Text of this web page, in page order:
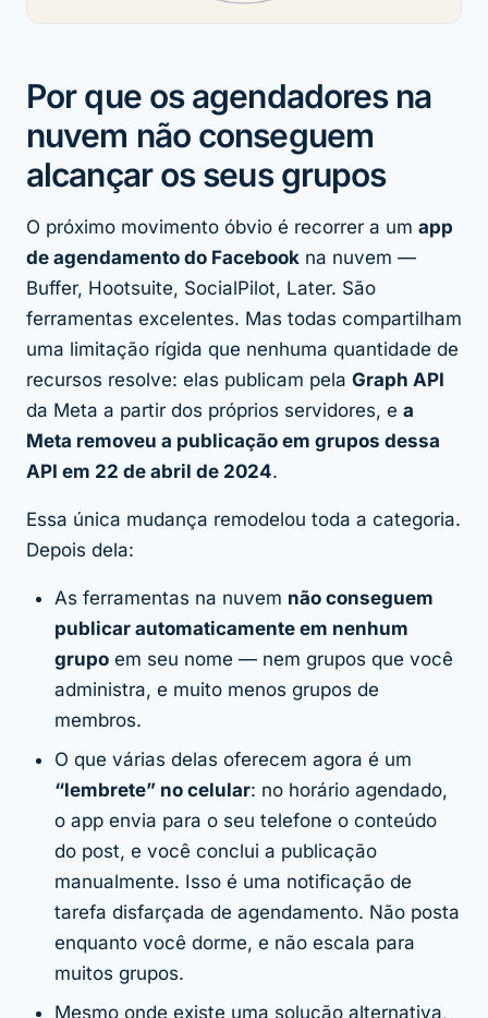
Por que os agendadores na
nuvem não conseguem
alcançar os seus grupos
O próximo movimento óbvio é recorrer a um app
de agendamento do Facebook na nuvem —
Buffer, Hootsuite, SocialPilot, Later. São
ferramentas excelentes. Mas todas compartilham
uma limitação rígida que nenhuma quantidade de
recursos resolve: elas publicam pela Graph API
da Meta a partir dos próprios servidores, e a
Meta removeu a publicação em grupos dessa
API em 22 de abril de 2024.
Essa única mudança remodelou toda a categoria.
Depois dela:
As ferramentas na nuvem não conseguem
publicar automaticamente em nenhum
grupo em seu nome — nem grupos que você
administra, e muito menos grupos de
membros.
O que várias delas oferecem agora é um
“lembrete” no celular: no horário agendado,
o app envia para o seu telefone o conteúdo
do post, e você conclui a publicação
manualmente. Isso é uma notificação de
tarefa disfarçada de agendamento. Não posta
enquanto você dorme, e não escala para
muitos grupos.
Mesmo onde existe uma solução alternativa,